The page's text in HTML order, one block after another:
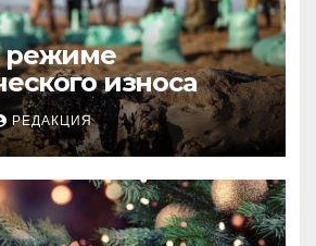
режиме
износа
РЕДАКЦИЯ